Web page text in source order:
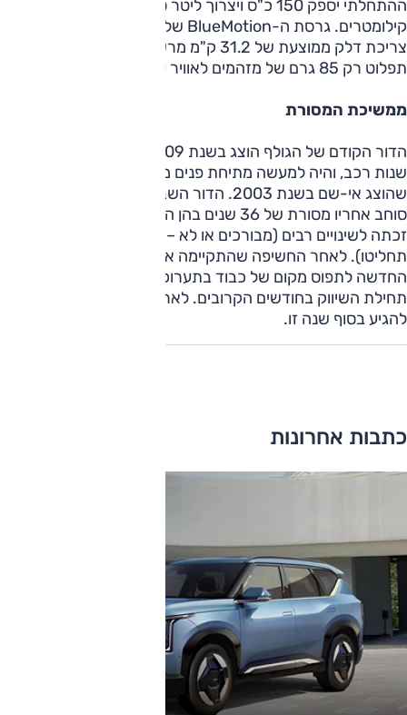
קילומטרים. גרסת ה-BlueMotion של הגולף החדשה תניב
צריכת דלק ממוצעת של 31.2 ק"מ מרשימים לליטר, תוך שהיא
תפלוט רק 85 גרם של מזהמים לאוויר על כל קילומטר.
ממשיכת המסורת
שנות רכב, והיה למעשה מתיחת פנים מקיפה לדור החמישי
שהוצג אי-שם בשנת 2003. הדור השביעי והחדש נחשף כשהוא
סוחב אחריו מסורת של 36 שנים בהן הגולף שמרה על שמה אך
זכתה לשינויים רבים (מבורכים או לא – את זה כבר אתם
תחליטו). לאחר החשיפה שהתקיימה אתמול בברלין, צפויה הגולף
החדשה לתפוס מקום של כבוד בתערוכת פריז הקרבה לקראת
תחילת השיווק בחודשים הקרובים. לארץ הקודש, אגב, היא צפויה
להגיע בסוף שנה זו.
כתבות אחרונות